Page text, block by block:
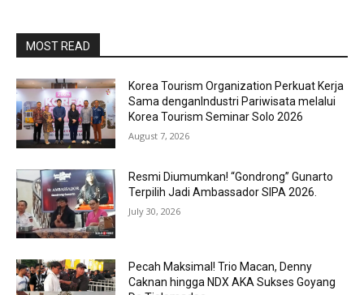
MOST READ
Korea Tourism Organization Perkuat Kerja
Sama denganIndustri Pariwisata melalui
Korea Tourism Seminar Solo 2026
August 7, 2026
Resmi Diumumkan! “Gondrong” Gunarto
Terpilih Jadi Ambassador SIPA 2026.
July 30, 2026
Pecah Maksimal! Trio Macan, Denny
Caknan hingga NDX AKA Sukses Goyang